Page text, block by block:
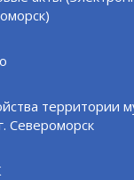
территории
Североморск
по